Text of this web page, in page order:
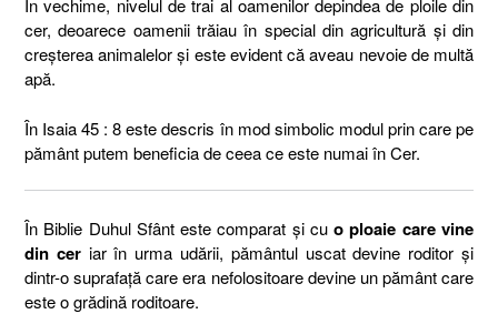
În vechime, nivelul de trai al oamenilor depindea de ploile din
cer, deoarece oamenii trăiau în special din agricultură și din
creșterea animalelor și este evident că aveau nevoie de multă
apă.
În Isaia 45 : 8 este descris în mod simbolic modul prin care pe
pământ putem beneficia de ceea ce este numai în Cer.
În Biblie Duhul Sfânt este comparat și cuo ploaie care vine
din ceriar în urma udării, pământul uscat devine roditor și
dintr-o suprafață care era nefolositoare devine un pământ care
este o grădină roditoare.